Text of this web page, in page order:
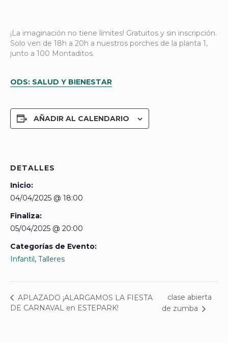
¡La imaginación no tiene límites! Gratuitos y sin inscripción.
Solo ven de 18h a 20h a nuestros porches de la planta 1,
junto a 100 Montaditos.
ODS: SALUD Y BIENESTAR
AÑADIR AL CALENDARIO
DETALLES
Inicio:
04/04/2025 @ 18:00
Finaliza:
05/04/2025 @ 20:00
Categorías de Evento:
Infantil, Talleres
APLAZADO ¡ALARGAMOS LA FIESTA
DE CARNAVAL en ESTEPARK!
clase abierta
de zumba